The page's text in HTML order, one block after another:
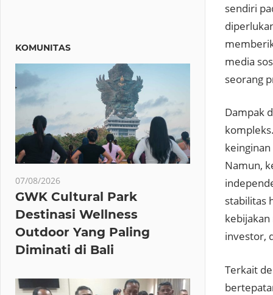
sendiri
media
seorang
Dampak
Namun,
stabilitas
investor,
Terkait
KOMUNITAS
07/08/2026
GWK Cultural Park
Destinasi Wellness
Outdoor Yang Paling
Diminati di Bali